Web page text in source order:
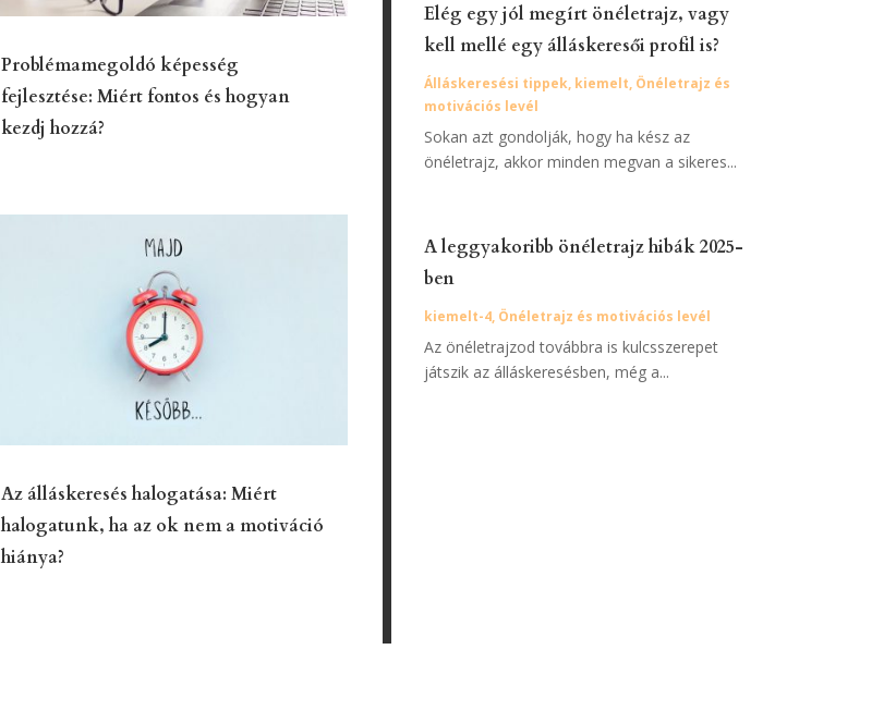
Problémamegoldó képesség
fejlesztése: Miért fontos és hogyan
kezdj hozzá?
Az álláskeresés halogatása: Miért
halogatunk, ha az ok nem a motiváció
hiánya?
Elég egy jól megírt önéletrajz, vagy
kell mellé egy álláskeresői profil is?
Álláskeresési tippek, kiemelt, Önéletrajz és
motivációs levél
Sokan azt gondolják, hogy ha kész az
önéletrajz, akkor minden megvan a sikeres...
A leggyakoribb önéletrajz hibák 2025-
ben
kiemelt-4, Önéletrajz és motivációs levél
Az önéletrajzod továbbra is kulcsszerepet
játszik az álláskeresésben, még a...